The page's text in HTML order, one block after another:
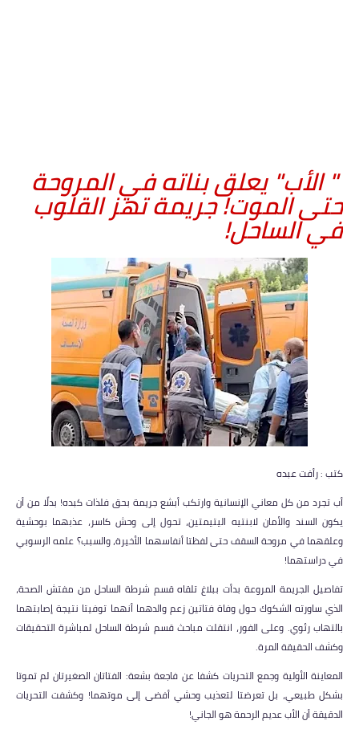
" الأب" يعلق بناته في المروحة
حتى الموت! جريمة تهز القلوب
في الساحل!
كتب : رأفت عبده
أب تجرد من كل معاني الإنسانية وارتكب أبشع جريمة بحق فلذات كبده! بدلًا من أن
يكون السند والأمان لابنتيه اليتيمتين، تحول إلى وحش كاسر، عذبهما بوحشية
وعلقهما في مروحة السقف حتى لفظتا أنفاسهما الأخيرة، والسبب؟ علمه الرسوبي
في دراستهما!
تفاصيل الجريمة المروعة بدأت ببلاغ تلقاه قسم شرطة الساحل من مفتش الصحة،
الذي ساورته الشكوك حول وفاة فتاتين زعم والدهما أنهما توفيتا نتيجة إصابتهما
بالتهاب رئوي. وعلى الفور، انتقلت مباحث قسم شرطة الساحل لمباشرة التحقيقات
وكشف الحقيقة المرة.
المعاينة الأولية وجمع التحريات كشفا عن فاجعة بشعة: الفتاتان الصغيرتان لم تموتا
بشكل طبيعي، بل تعرضتا لتعذيب وحشي أفضى إلى موتهما! وكشفت التحريات
الدقيقة أن الأب عديم الرحمة هو الجاني!